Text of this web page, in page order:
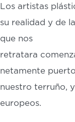
Los artistas
su realidad y de
que nos
retratara
netamente
nuestro terruño,
europeos.